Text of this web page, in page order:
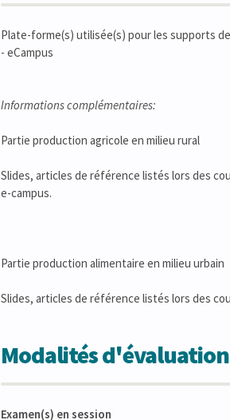
Plate-forme(s) utilisée(s) pour les supports
- eCampus
Informations complémentaires:
Partie production agricole en milieu rural
Slides, articles de référence listés lors des
e-campus.
Partie production alimentaire en milieu urbain
Slides, articles de référence listés lors des
Modalités
Examen(s) en session